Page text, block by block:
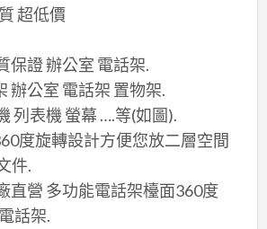
超低價
保證 辦公室 電話架.
辦公室 電話架 置物架.
列表機 螢幕 ….等(如圖).
度旋轉設計方便您放二層空間
件.
直營 多功能電話架檯面360度
話架.